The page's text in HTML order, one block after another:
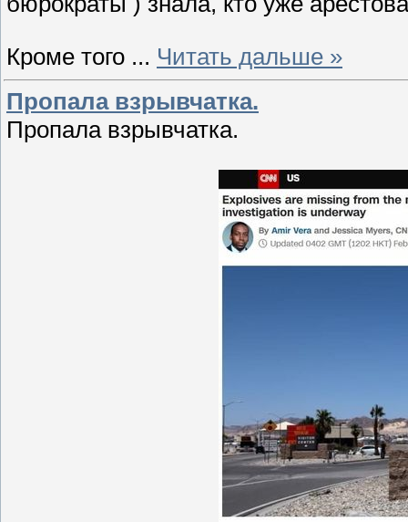
Кроме того ... Читать дальше »
Пропала взрывчатка.
Пропала взрывчатка.